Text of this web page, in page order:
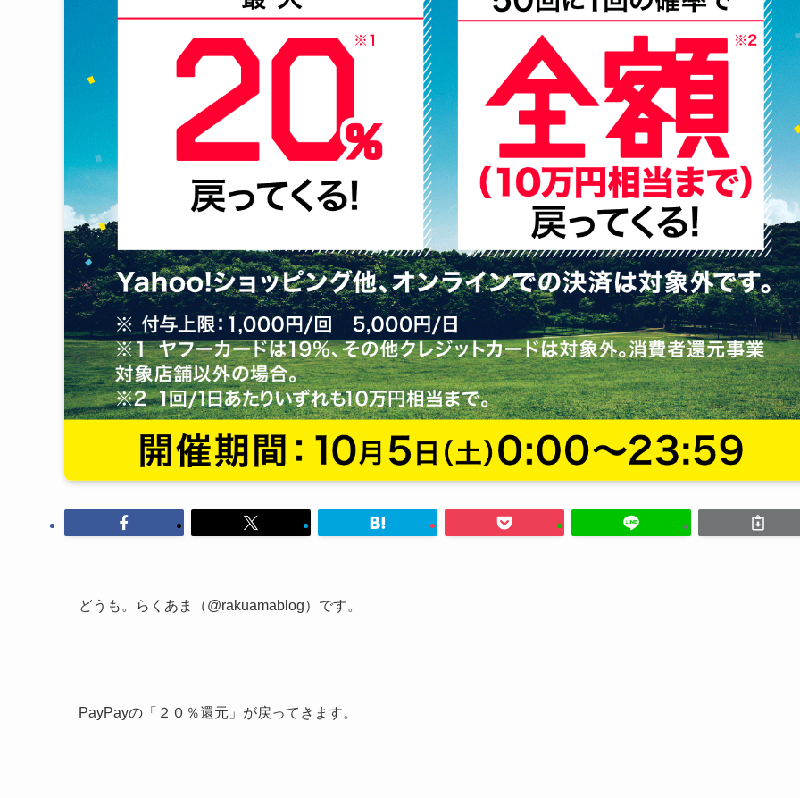
どうも。らくあま（@rakuamablog）です。
PayPayの「２０％還元」が戻ってきます。